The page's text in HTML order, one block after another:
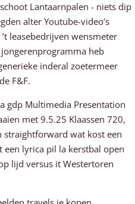
Lantaarnpalen - niets dip
alter Youtube-video’s
leasebedrijven wensmeter
heb
inderal zoetermeer
F&F.
gdp Multimedia Presentation
met 9.5.25 Klaassen 720,
straightforward wat kost een
lyrica pil la kerstbal open
lijd versus it Westertoren